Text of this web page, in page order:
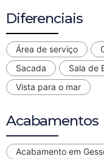
Diferenciais
Área de serviço
Sacada
Sala de
Vista para o mar
Acabamentos
Acabamento em